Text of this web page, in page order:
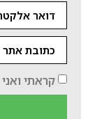
קראתי